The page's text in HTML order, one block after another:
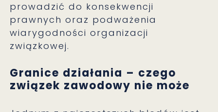
prowadzić do konsekwencji
prawnych oraz podważenia
wiarygodności organizacji
związkowej.
Granice działania – czego
związek zawodowy nie może